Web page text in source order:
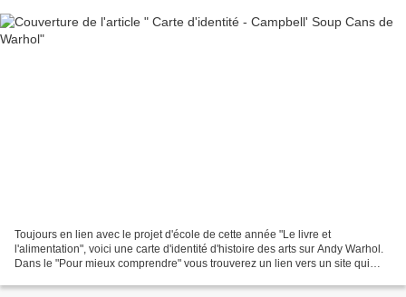
Toujours en lien avec le projet d'école de cette année "Le livre et
l'alimentation", voici une carte d'identité d'histoire des arts sur Andy Warhol.
Dans le "Pour mieux comprendre" vous trouverez un lien vers un site qui